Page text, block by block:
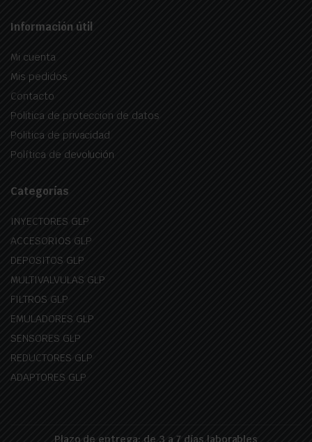
Información útil
Mi cuenta
Mis pedidos
Contacto
Politica de proteccion de datos
Politica de privacidad
Política de devolución
Categorías
INYECTORES GLP
ACCESORIOS GLP
DEPOSITOS GLP
MULTIVALVULAS GLP
FILTROS GLP
EMULADORES GLP
SENSORES GLP
REDUCTORES GLP
ADAPTORES GLP
Plazo de entrega: de 3 a 7 días laborables